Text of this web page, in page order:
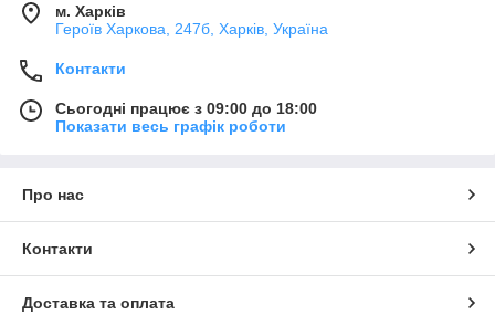
м. Харків
Героїв Харкова, 247б, Харків, Україна
Контакти
Сьогодні працює з 09:00 до 18:00
Показати весь графік роботи
Про нас
Контакти
Доставка та оплата